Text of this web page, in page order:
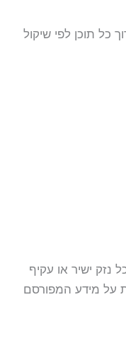
כל תוכן לפי שיקול
ישיר או עקיף
על מידע המפורסם